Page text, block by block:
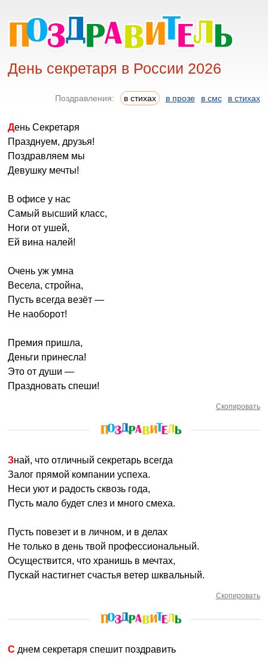
День секретаря в России 2026
Поздравления: в стихах в прозе в смс в стихах
День Секретаря
Празднуем, друзья!
Поздравляем мы
Девушку мечты!
В офисе у нас
Самый высший класс,
Ноги от ушей,
Ей вина налей!
Очень уж умна
Весела, стройна,
Пусть всегда везёт —
Не наоборот!
Премия пришла,
Деньги принесла!
Это от души —
Праздновать спеши!
Скопировать
Знай, что отличный секретарь всегда
Залог прямой компании успеха.
Неси уют и радость сквозь года,
Пусть мало будет слез и много смеха.
Пусть повезет и в личном, и в делах
Не только в день твой профессиональный.
Осуществится, что хранишь в мечтах,
Пускай настигнет счастья ветер шквальный.
Скопировать
С днем секретаря спешит поздравить